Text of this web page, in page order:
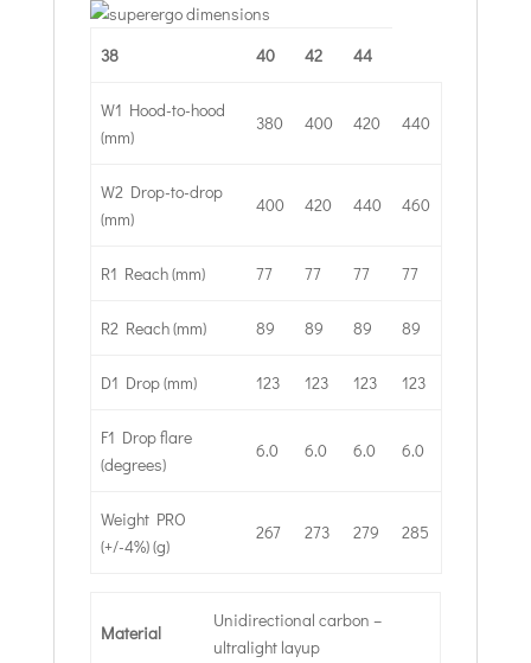
38 40 42 44
W1 Hood-to-hood
(mm)
380 400 420 440
W2 Drop-to-drop
(mm)
400 420 440 460
R1 Reach (mm) 77 77 77 77
R2 Reach (mm) 89 89 89 89
D1 Drop (mm) 123 123 123 123
F1 Drop flare
(degrees)
6.0 6.0 6.0 6.0
Weight PRO
(+/-4%) (g)
267 273 279 285
Material
Unidirectional carbon –
ultralight layup